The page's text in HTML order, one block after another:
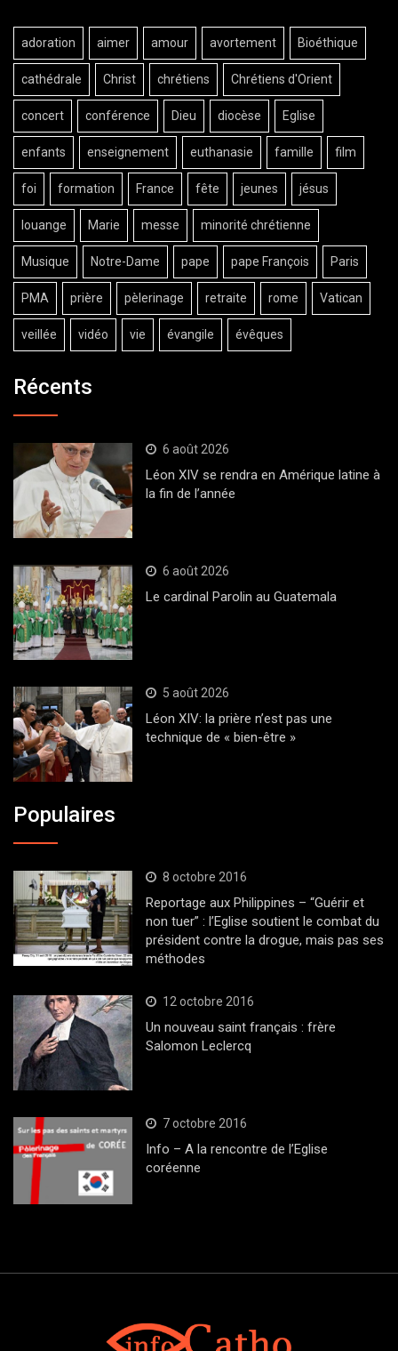
adoration aimer amour avortement Bioéthique
cathédrale Christ chrétiens Chrétiens d'Orient
concert conférence Dieu diocèse Eglise
enfants enseignement euthanasie famille film
foi formation France fête jeunes jésus
louange Marie messe minorité chrétienne
Musique Notre-Dame pape pape François Paris
PMA prière pèlerinage retraite rome Vatican
veillée vidéo vie évangile évêques
Récents
6 août 2026
Léon XIV se rendra en Amérique latine à
la fin de l’année
6 août 2026
Le cardinal Parolin au Guatemala
5 août 2026
Léon XIV: la prière n’est pas une
technique de « bien-être »
Populaires
8 octobre 2016
Reportage aux Philippines – “Guérir et
non tuer” : l’Eglise soutient le combat du
président contre la drogue, mais pas ses
méthodes
12 octobre 2016
Un nouveau saint français : frère
Salomon Leclercq
7 octobre 2016
Info – A la rencontre de l’Eglise
coréenne